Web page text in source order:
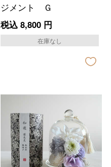
ジメント Ｇ
税込 8,800円
在庫なし